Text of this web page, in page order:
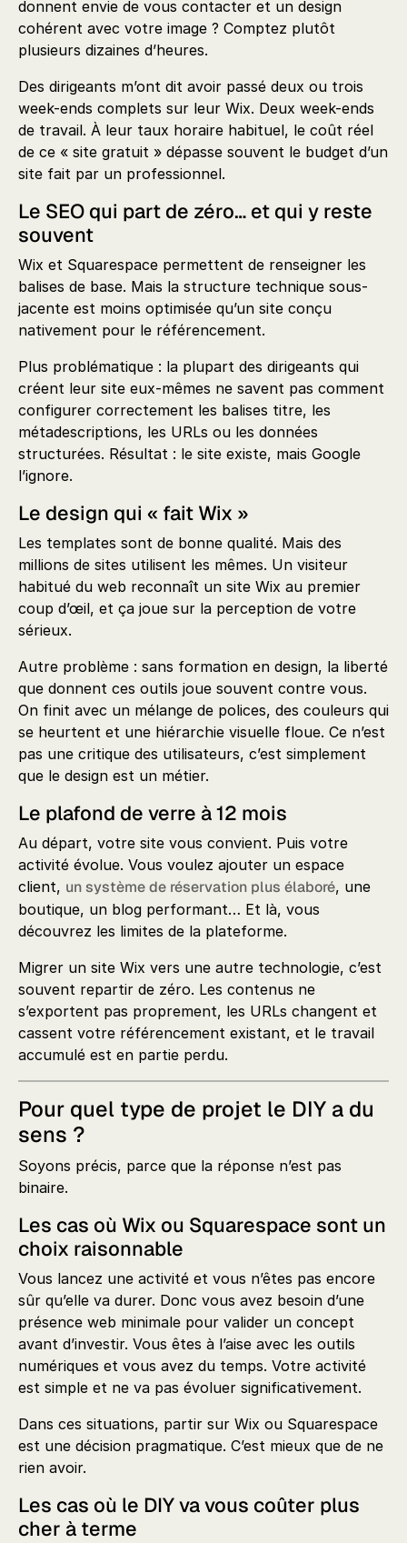
donnent envie de vous contacter et un design
cohérent avec votre image ? Comptez plutôt
plusieurs dizaines d’heures.
Des dirigeants m’ont dit avoir passé deux ou trois
week-ends complets sur leur Wix. Deux week-ends
de travail. À leur taux horaire habituel, le coût réel
de ce « site gratuit » dépasse souvent le budget d’un
site fait par un professionnel.
Le SEO qui part de zéro… et qui y reste
souvent
Wix et Squarespace permettent de renseigner les
balises de base. Mais la structure technique sous-
jacente est moins optimisée qu’un site conçu
nativement pour le référencement.
Plus problématique : la plupart des dirigeants qui
créent leur site eux-mêmes ne savent pas comment
configurer correctement les balises titre, les
métadescriptions, les URLs ou les données
structurées. Résultat : le site existe, mais Google
l’ignore.
Le design qui « fait Wix »
Les templates sont de bonne qualité. Mais des
millions de sites utilisent les mêmes. Un visiteur
habitué du web reconnaît un site Wix au premier
coup d’œil, et ça joue sur la perception de votre
sérieux.
Autre problème : sans formation en design, la liberté
que donnent ces outils joue souvent contre vous.
On finit avec un mélange de polices, des couleurs qui
se heurtent et une hiérarchie visuelle floue. Ce n’est
pas une critique des utilisateurs, c’est simplement
que le design est un métier.
Le plafond de verre à 12 mois
Au départ, votre site vous convient. Puis votre
activité évolue. Vous voulez ajouter un espace
client, un système de réservation plus élaboré, une
boutique, un blog performant… Et là, vous
découvrez les limites de la plateforme.
Migrer un site Wix vers une autre technologie, c’est
souvent repartir de zéro. Les contenus ne
s’exportent pas proprement, les URLs changent et
cassent votre référencement existant, et le travail
accumulé est en partie perdu.
Pour quel type de projet le DIY a du
sens ?
Soyons précis, parce que la réponse n’est pas
binaire.
Les cas où Wix ou Squarespace sont un
choix raisonnable
Vous lancez une activité et vous n’êtes pas encore
sûr qu’elle va durer. Donc vous avez besoin d’une
présence web minimale pour valider un concept
avant d’investir. Vous êtes à l’aise avec les outils
numériques et vous avez du temps. Votre activité
est simple et ne va pas évoluer significativement.
Dans ces situations, partir sur Wix ou Squarespace
est une décision pragmatique. C’est mieux que de ne
rien avoir.
Les cas où le DIY va vous coûter plus
cher à terme